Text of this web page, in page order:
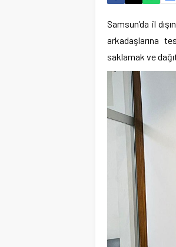
Samsun’da il
arkadaşlarına
saklamak ve